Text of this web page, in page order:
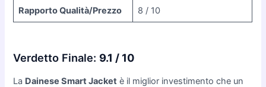
Rapporto Qualità/Prezzo 8 / 10
Verdetto Finale: 9.1 / 10
La Dainese Smart Jacket è il miglior investimento che un